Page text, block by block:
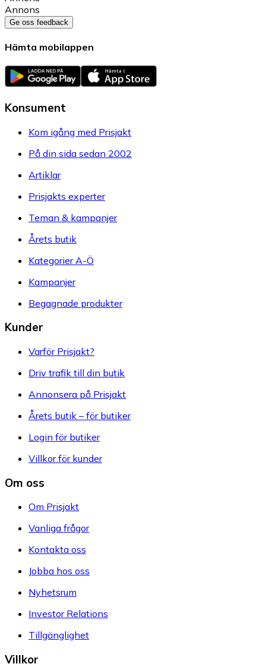
Annons
Ge oss feedback
Hämta mobilappen
Konsument
Kom igång med Prisjakt
På din sida sedan 2002
Artiklar
Prisjakts experter
Teman & kampanjer
Årets butik
Kategorier A-Ö
Kampanjer
Begagnade produkter
Kunder
Varför Prisjakt?
Driv trafik till din butik
Annonsera på Prisjakt
Årets butik – för butiker
Login för butiker
Villkor för kunder
Om oss
Om Prisjakt
Vanliga frågor
Kontakta oss
Jobba hos oss
Nyhetsrum
Investor Relations
Tillgänglighet
Villkor